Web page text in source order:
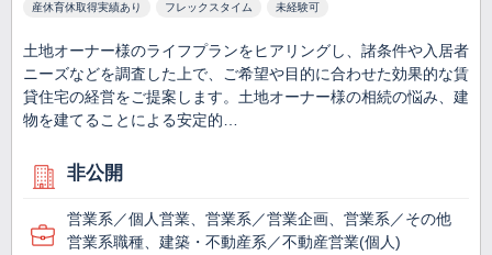
産休育休取得実績あり フレックスタイム 未経験可
土地オーナー様のライフプランをヒアリングし、諸条件や入居者
ニーズなどを調査した上で、ご希望や目的に合わせた効果的な賃
貸住宅の経営をご提案します。土地オーナー様の相続の悩み、建
物を建てることによる安定的…
非公開
営業系／個人営業、営業系／営業企画、営業系／その他
営業系職種、建築・不動産系／不動産営業(個人)